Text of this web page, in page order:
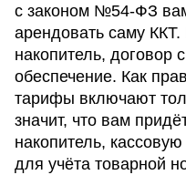
с законом №54-ФЗ
арендовать саму
накопитель,
обеспечение. Как
тарифы включают
значит, что вам
накопитель,
для учёта товарной